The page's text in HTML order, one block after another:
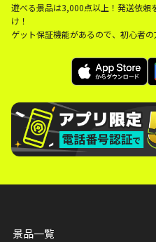
遊べる景品は3,000点以上！発送依頼
け！
ゲット保証機能があるので、初心者の
景品一覧